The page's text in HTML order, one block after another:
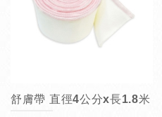
舒膚帶 直徑4公分x長1.8米